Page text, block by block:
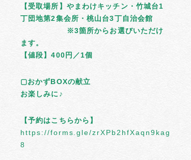
【受取場所】やまわけキッチン・竹城台1
丁団地第2集会所・桃山台3丁自治会館
※3箇所からお選びいただけ
ます。
【値段】400円／1個
▢おかずBOXの献立
お楽しみに♪
【予約はこちらから】
https://forms.gle/zrXPb2hfXaqn9kag
8